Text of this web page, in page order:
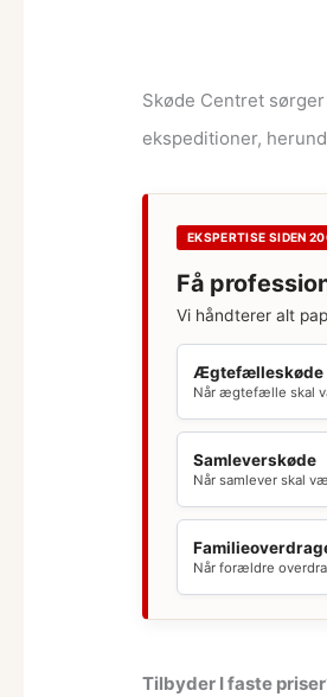
Skøde Centret
ekspeditioner,
EKSPERTISE SIDEN
Få
Vi håndterer alt
Ægtefælleskøde
Når ægtefælle skal
Samleverskøde
Når samlever skal
Når forældre
Tilbyder I faste